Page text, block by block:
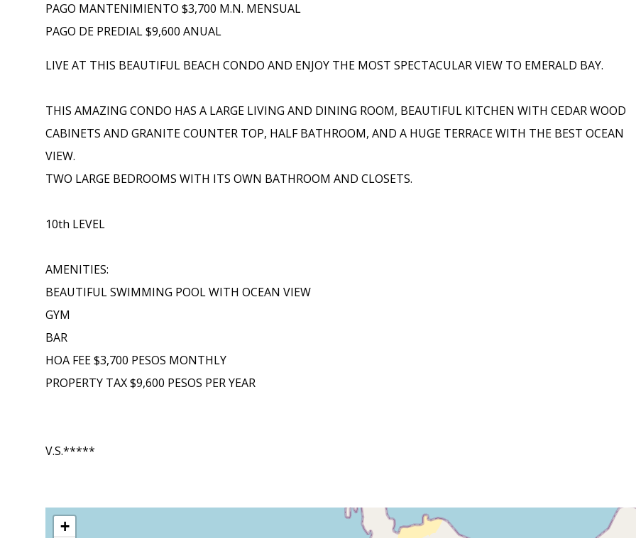
PAGO MANTENIMIENTO $3,700 M.N. MENSUAL
PAGO DE PREDIAL $9,600 ANUAL
LIVE AT THIS BEAUTIFUL BEACH CONDO AND ENJOY THE MOST SPECTACULAR VIEW TO EMERALD BAY.
THIS AMAZING CONDO HAS A LARGE LIVING AND DINING ROOM, BEAUTIFUL KITCHEN WITH CEDAR WOOD
CABINETS AND GRANITE COUNTER TOP, HALF BATHROOM, AND A HUGE TERRACE WITH THE BEST OCEAN
VIEW.
TWO LARGE BEDROOMS WITH ITS OWN BATHROOM AND CLOSETS.
10th LEVEL
AMENITIES:
BEAUTIFUL SWIMMING POOL WITH OCEAN VIEW
GYM
BAR
HOA FEE $3,700 PESOS MONTHLY
PROPERTY TAX $9,600 PESOS PER YEAR
V.S.*****
+